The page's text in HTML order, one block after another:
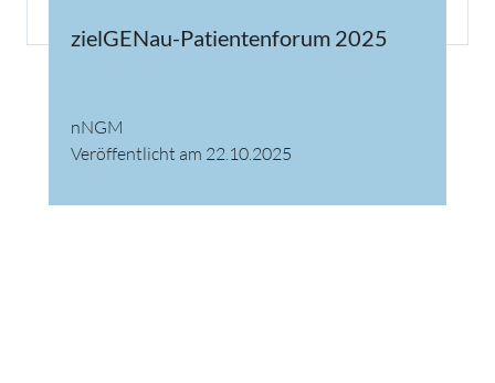
zielGENau-Patientenforum 2025
nNGM
Veröffentlicht am 22.10.2025